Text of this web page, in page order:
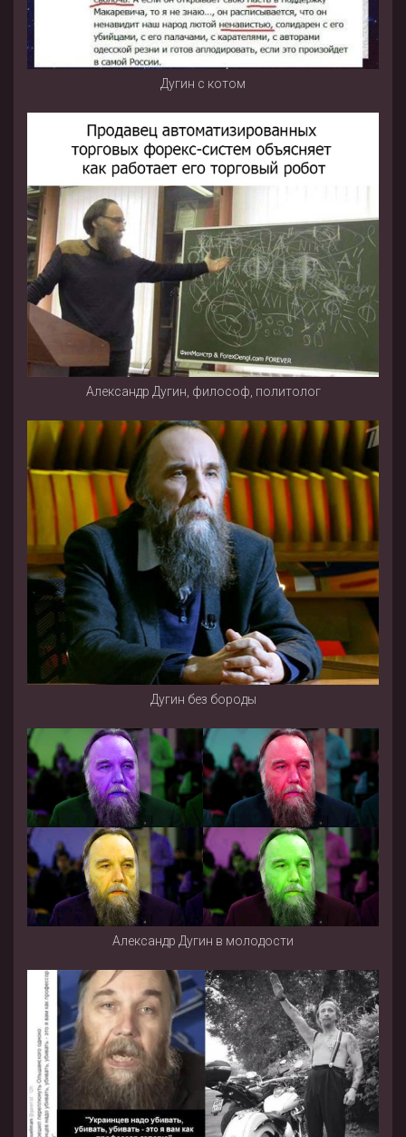
Дугин с котом
Александр Дугин, философ, политолог
Дугин без бороды
Александр Дугин в молодости